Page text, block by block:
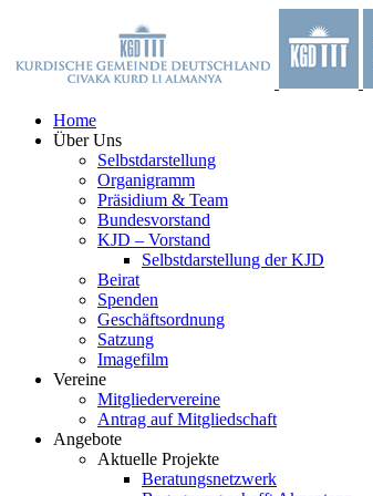
springen
Home
Über Uns
Selbstdarstellung
Organigramm
Präsidium & Team
Bundesvorstand
KJD – Vorstand
Selbstdarstellung der KJD
Beirat
Spenden
Geschäftsordnung
Satzung
Imagefilm
Vereine
Mitgliedervereine
Antrag auf Mitgliedschaft
Angebote
Aktuelle Projekte
Beratungsnetzwerk